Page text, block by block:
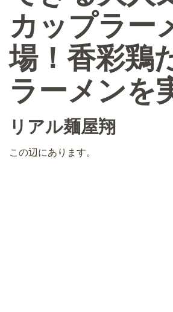
カップラー
場！香彩鶏
ラーメンを
リアル麺屋翔
この辺にあります。